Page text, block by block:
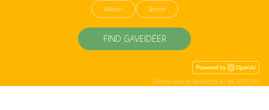
Voksen Senior
FIND GAVEIDÉER
Denne side er beskyttet af reCAPTCHA.